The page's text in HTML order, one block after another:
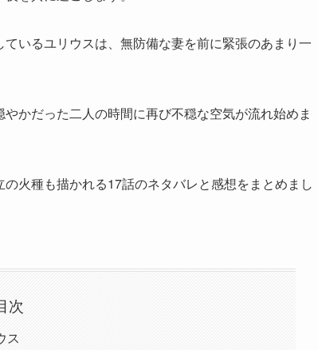
いるユリウスは、無防備な妻を前に緊張のあまり一
かだった二人の時間に再び不穏な空気が流れ始めま
火種も描かれる17話のネタバレと感想をまとめまし
次
ス